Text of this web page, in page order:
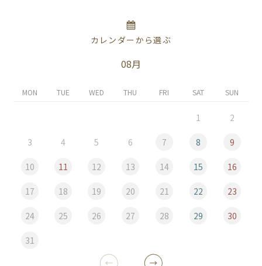
カレンダーから選ぶ
08月
MON TUE WED THU FRI SAT SUN
1 2
3 4 5 6 7 8 9
10 11 12 13 14 15 16
17 18 19 20 21 22 23
24 25 26 27 28 29 30
31